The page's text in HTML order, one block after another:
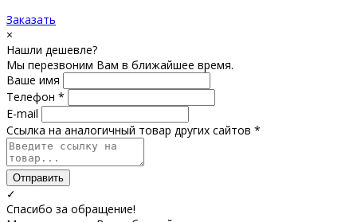
Заказать
×
Нашли дешевле?
Мы перезвоним Вам в ближайшее время.
Ваше имя
Телефон *
E-mail
Ссылка на аналогичный товар других сайтов *
Отправить
✓
Спасибо за обращение!